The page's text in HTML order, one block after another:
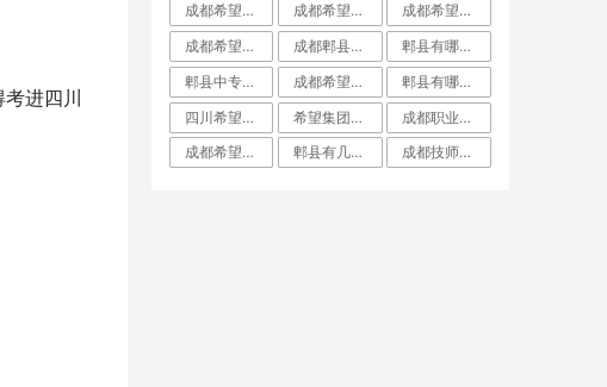
进四川
成都希望职业学校有哪些专业_成都希望职业学校
成都希望职业学校好不好学校到底怎么样_成都希望职业教育学校
成都希望职业学校招生代码51223_成都希望职业学校招生网
成都希望职业学校是技校吗_成都希望职业教育学校
成都郫县希望职业学校专业对口率就业分配工_成都郫县希望职业学校
郫县有哪些大专职业学校郫县职业学校一览表_郫县有哪些大专学校
郫县中专学校郫县中专职业学校有哪些_郫县中专学校有几所
成都希望职业学校名师指导_成都希望职业学校烹饪专业
郫县有哪些公办职业高中郫都有哪些公立职业_郫县有哪些公立职业高中学校
四川希望职业学校简介_四川希望职业学院
希望集团在成都的大专学校_希望集团成都有哪些学校
成都职业学校名单成都市职业学校排名_成都职业学校都有哪些
成都希望学院本科录取分数线_成都希望学院是几本
郫县有几所职高郫都职高有哪几所_郫县有几所职高学校 成都技师学院郫县红光校区_成都技师学院郫都校区